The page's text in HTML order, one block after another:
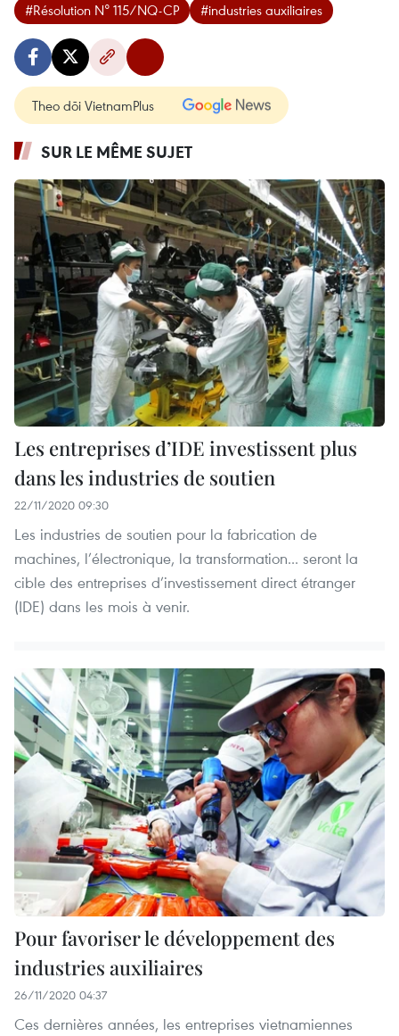
#Résolution N° 115/NQ-CP #industries auxiliaires
Theo dõi VietnamPlus
SUR LE MÊME SUJET
Les entreprises d’IDE investissent plus
dans les industries de soutien
22/11/2020 09:30
Les industries de soutien pour la fabrication de
machines, l’électronique, la transformation... seront la
cible des entreprises d’investissement direct étranger
(IDE) dans les mois à venir.
Pour favoriser le développement des
industries auxiliaires
26/11/2020 04:37
Ces dernières années, les entreprises vietnamiennes